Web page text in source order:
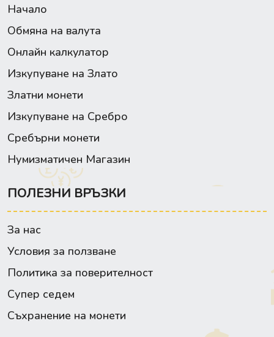
Начало
Обмяна на валута
Онлайн калкулатор
Изкупуване на Злато
Златни монети
Изкупуване на Сребро
Сребърни монети
Нумизматичен Магазин
ПОЛЕЗНИ ВРЪЗКИ
За нас
Условия за ползване
Политика за поверителност
Супер седем
Съхранение на монети